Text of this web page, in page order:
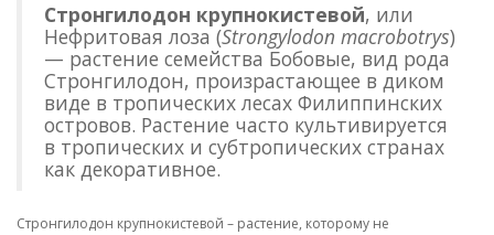
Стронгилодон крупнокистевой, или
Нефритовая лоза (Strongylodon macrobotrys)
— растение семейства Бобовые, вид рода
Стронгилодон, произрастающее в диком
виде в тропических лесах Филиппинских
островов. Растение часто культивируется
в тропических и субтропических странах
как декоративное.
Стронгилодон крупнокистевой – растение, которому не